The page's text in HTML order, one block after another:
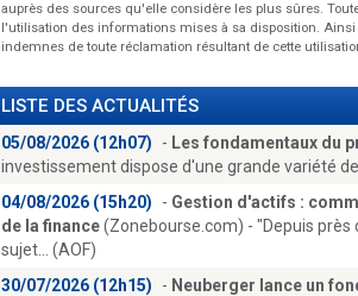
auprès des sources qu'elle considère les plus sûres.
l'utilisation des informations mises à sa disposition.
indemnes de toute réclamation résultant de cette
LISTE DES ACTUALITÉS
05/08/2026 (12h07) - Les fondamentaux du
investissement dispose d'une grande variété
04/08/2026 (15h20)
- Gestion d'actifs :
de la finance(Zonebourse.com) - "Depuis
sujet... (AOF)
30/07/2026 (12h15)
- Neuberger lance un